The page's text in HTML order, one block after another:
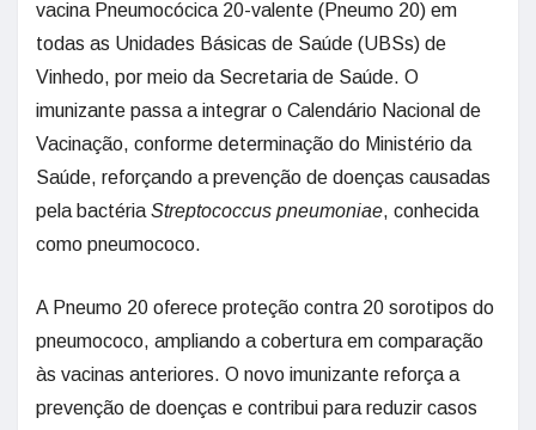
vacina Pneumocócica 20-valente (Pneumo 20) em
todas as Unidades Básicas de Saúde (UBSs) de
Vinhedo, por meio da Secretaria de Saúde. O
imunizante passa a integrar o Calendário Nacional de
Vacinação, conforme determinação do Ministério da
Saúde, reforçando a prevenção de doenças causadas
pela bactéria Streptococcus pneumoniae, conhecida
como pneumococo.
A Pneumo 20 oferece proteção contra 20 sorotipos do
pneumococo, ampliando a cobertura em comparação
às vacinas anteriores. O novo imunizante reforça a
prevenção de doenças e contribui para reduzir casos